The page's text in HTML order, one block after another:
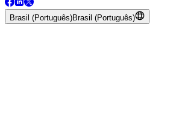
Brasil (Português)Brasil (Português)